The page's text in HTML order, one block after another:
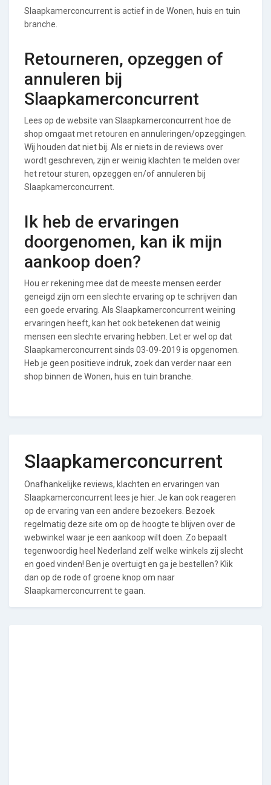
Slaapkamerconcurrent is actief in de Wonen, huis en tuin
branche.
Retourneren, opzeggen of
annuleren bij
Slaapkamerconcurrent
Lees op de website van Slaapkamerconcurrent hoe de
shop omgaat met retouren en annuleringen/opzeggingen.
Wij houden dat niet bij. Als er niets in de reviews over
wordt geschreven, zijn er weinig klachten te melden over
het retour sturen, opzeggen en/of annuleren bij
Slaapkamerconcurrent.
Ik heb de ervaringen
doorgenomen, kan ik mijn
aankoop doen?
Hou er rekening mee dat de meeste mensen eerder
geneigd zijn om een slechte ervaring op te schrijven dan
een goede ervaring. Als Slaapkamerconcurrent weining
ervaringen heeft, kan het ook betekenen dat weinig
mensen een slechte ervaring hebben. Let er wel op dat
Slaapkamerconcurrent sinds 03-09-2019 is opgenomen.
Heb je geen positieve indruk, zoek dan verder naar een
shop binnen de Wonen, huis en tuin branche.
Slaapkamerconcurrent
Onafhankelijke reviews, klachten en ervaringen van
Slaapkamerconcurrent lees je hier. Je kan ook reageren
op de ervaring van een andere bezoekers. Bezoek
regelmatig deze site om op de hoogte te blijven over de
webwinkel waar je een aankoop wilt doen. Zo bepaalt
tegenwoordig heel Nederland zelf welke winkels zij slecht
en goed vinden! Ben je overtuigt en ga je bestellen? Klik
dan op de rode of groene knop om naar
Slaapkamerconcurrent te gaan.